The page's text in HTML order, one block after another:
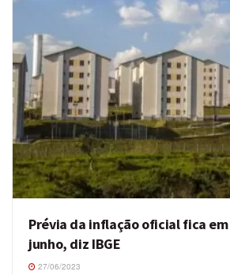
Prévia da inflação oficial fica
junho, diz IBGE
27/06/2023